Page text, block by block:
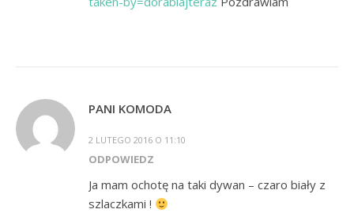
PANI KOMODA
2 LUTEGO 2016 O 11:10
ODPOWIEDZ
Ja mam ochotę na taki dywan – czaro biały z
szlaczkami !